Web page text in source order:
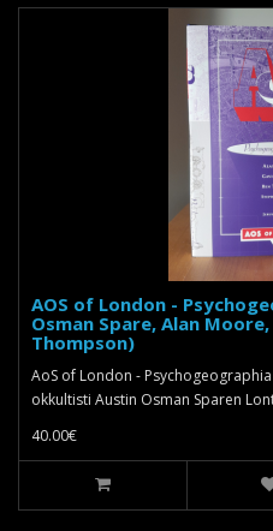
AOS of London -
Osman Spare, Alan
Thompson)
AoS of London -
okkultisti Austin Osman Sparen
40.00€